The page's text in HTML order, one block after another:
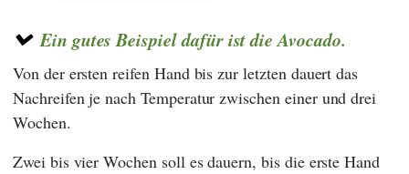
Ein gutes Beispiel dafür ist die Avocado.
Von der ersten reifen Hand bis zur letzten dauert das
Nachreifen je nach Temperatur zwischen einer und drei
Wochen.
Zwei bis vier Wochen soll es dauern, bis die erste Hand